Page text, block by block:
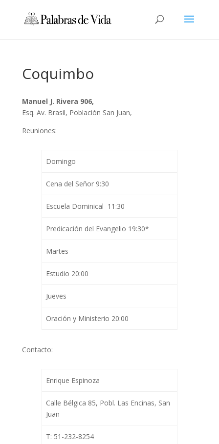
Coquimbo
Manuel J. Rivera 906,
Esq. Av. Brasil, Población San Juan,
Reuniones:
Domingo
Cena del Señor 9:30
Escuela Dominical 11:30
Predicación del Evangelio 19:30*
Martes
Estudio 20:00
Jueves
Oración y Ministerio 20:00
Contacto:
Enrique Espinoza
Calle Bélgica 85, Pobl. Las Encinas, San
Juan
T: 51-232-8254